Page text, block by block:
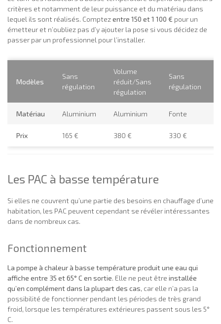
critères et notamment de leur puissance et du matériau dans
lequel ils sont réalisés. Comptezentre 150 et 1 100 € pour un
émetteur et n’oubliez pas d’y ajouter la pose si vous décidez de
passer par un professionnel pour l’installer.
Modèles
Sans
régulation
Volume
réduit/Sans
régulation
Sans
régulation
Matériau Aluminium Aluminium Fonte
Prix 165 € 380 € 330 €
Les PAC à basse température
Si elles ne couvrent qu’une partie des besoins en chauffage d’une
habitation, les PAC peuvent cependant se révéler intéressantes
dans de nombreux cas.
Fonctionnement
La pompe à chaleur à basse température produit une eau qui
affiche entre 35 et 65° C en sortie. Elle ne peut être installée
qu’en complément dans la plupart des cas, car elle n’a pas la
possibilité de fonctionner pendant les périodes de très grand
froid, lorsque les températures extérieures passent sous les 5°
C.